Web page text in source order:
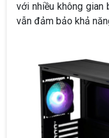
với nhiều không gian
vẫn đảm bảo khả